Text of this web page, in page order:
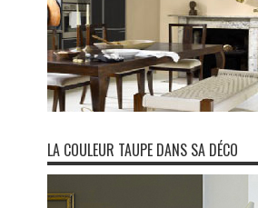
LA COULEUR TAUPE DANS SA DÉCO